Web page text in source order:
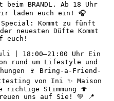
BRANDL. Ab 18 Uhr
laden euch ein! 🎧
Kommt zu fünft
neuesten Düfte Kommt
euch!
| 18:00–21:00 Uhr Ein
rund um Lifestyle und
🍷 Bring-a-Friend-
von Ini ✨ Maison
Stimmung 🍄
uns auf Sie! 💚 📍